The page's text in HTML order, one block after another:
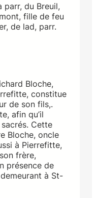
parr, du Breuil,
fille de feu
de lad, parr.
Bloche,
constitue
de son fils,.
afin qu’il
Cette
Bloche, oncle
à Pierrefitte,
frère,
présence de
à St-